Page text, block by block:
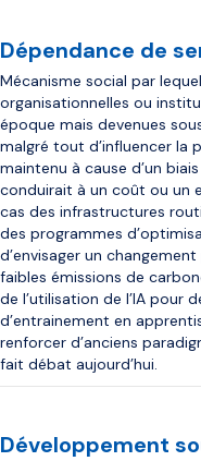
Dépendance de
Mécanisme social par
organisationnelles ou
époque mais devenues
malgré tout d’influencer la
maintenu à cause d’un
conduirait à un coût ou un
cas des infrastructures
des programmes
d’envisager un
faibles émissions de
de l’utilisation de l’IA pour
d’entrainement en
renforcer d’anciens
fait débat aujourd’hui.
Développement